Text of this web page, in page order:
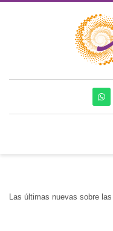
Las últimas nuevas sobre